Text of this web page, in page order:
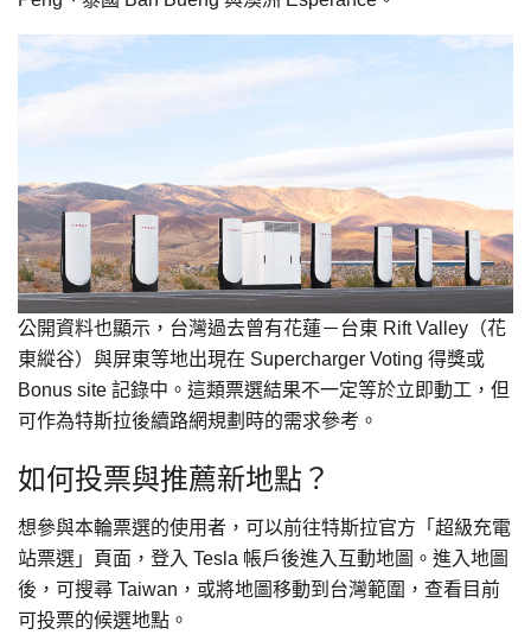
公開資料也顯示，台灣過去曾有花蓮－台東 Rift Valley（花
東縱谷）與屏東等地出現在 Supercharger Voting 得獎或
Bonus site 記錄中。這類票選結果不一定等於立即動工，但
可作為特斯拉後續路網規劃時的需求參考。
如何投票與推薦新地點？
想參與本輪票選的使用者，可以前往特斯拉官方「超級充電
站票選」頁面，登入 Tesla 帳戶後進入互動地圖。進入地圖
後，可搜尋 Taiwan，或將地圖移動到台灣範圍，查看目前
可投票的候選地點。